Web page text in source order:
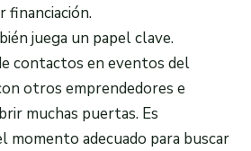
financiación.
juega un papel clave.
contactos en eventos del
otros emprendedores e
muchas puertas. Es
adecuado para buscar